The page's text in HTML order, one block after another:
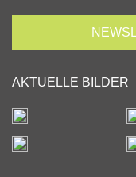
AKTUELLE BILDER